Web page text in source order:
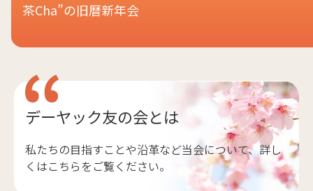
茶Cha”の旧暦新年会
デーヤック友の会とは
私たちの目指すことや沿革など当会について、詳し
くはこちらをご覧ください。